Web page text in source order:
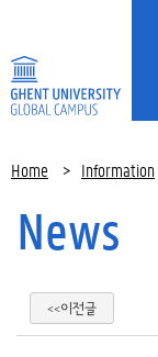
Home > Information
News
<<이전글